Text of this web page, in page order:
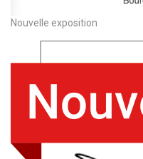
Nouvelle exposition